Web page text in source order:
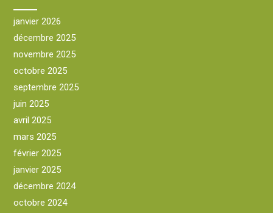
janvier 2026
décembre 2025
novembre 2025
octobre 2025
septembre 2025
juin 2025
avril 2025
mars 2025
février 2025
janvier 2025
décembre 2024
octobre 2024